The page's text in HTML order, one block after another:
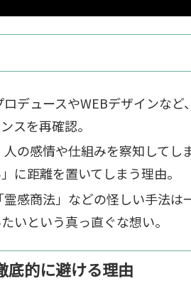
ロデュースやWEBデザインな
スを再確認。
人の感情や仕組みを察知してし
に距離を置いてしまう理由。
霊感商法」などの怪しい手法は
いという真っ直ぐな想い。
底的に避ける理由